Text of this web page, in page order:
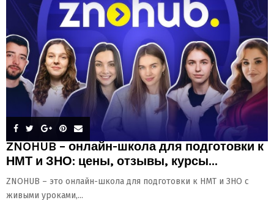
ZNOHUB – онлайн-школа для подготовки к
НМТ и ЗНО: цены, отзывы, курсы...
ZNOHUB – это онлайн-школа для подготовки к НМТ и ЗНО с
живыми уроками,...